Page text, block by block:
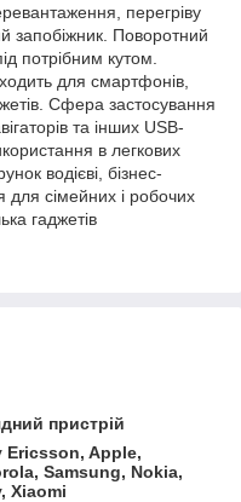
перегріву
запобіжник. Поворотний
потрібним кутом.
для смартфонів,
Сфера застосування
та інших USB-
в легкових
водієві, бізнес-
для сімейних і робочих
гаджетів
пристрій
Ericsson, Apple,
Samsung, Nokia,
Xiaomi